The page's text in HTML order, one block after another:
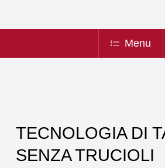
Menu
TECNOLOGIA DI
SENZA TRUCIOLI